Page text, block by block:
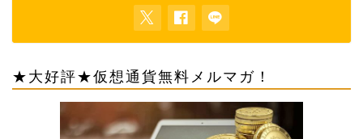
★大好評★仮想通貨無料メルマガ！